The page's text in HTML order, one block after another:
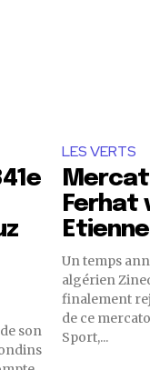
son
LES VERTS
Ferhat
Un temps
algérien
finalement
de ce mercato estival. En
Sport,...